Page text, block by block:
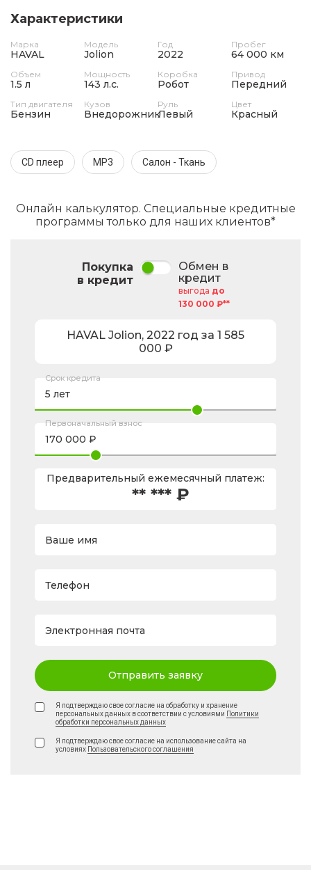
Характеристики
Марка
HAVAL
Модель
Jolion
Год
2022
Пробег
64 000 км
Объем
1.5 л
Мощность
143 л.с.
Коробка
Робот
Привод
Передний
Тип двигателя
Бензин
Кузов
Внедорожник
Руль
Левый
Цвет
Красный
CD плеер MP3 Салон - Ткань
Онлайн калькулятор. Специальные кредитные
программы только для наших клиентов*
Покупка
в кредит
Обмен в
кредит
выгода до
130 000 ₽**
HAVAL Jolion, 2022 год за 1 585
000 ₽
Срок кредита
Первоначальный взнос
Предварительный ежемесячный платеж:
** *** ₽
Ваше имя
Телефон
Электронная почта
Отправить заявку
Я подтверждаю свое согласие на обработку и хранение
персональных данных в соответствии с условиями
Политики
обработки персональных данных
Я подтверждаю свое согласие на использование сайта на
условиях
Пользовательского соглашения